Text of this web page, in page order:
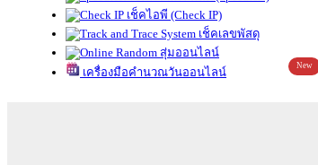
เช็คไอพี (Check IP)
เช็คเลขพัสดุ
สุ่มออนไลน์
เครื่องมือคำนวณวันออนไลน์
New